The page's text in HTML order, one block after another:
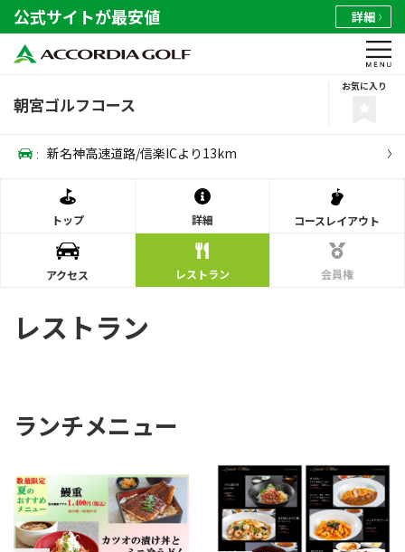
公式サイトが最安値 詳細
朝宮ゴルフコース
お気に入り
: 新名神高速道路/信楽ICより13km
トップ 詳細 コースレイアウト
アクセス レストラン 会員権
レストラン
ランチメニュー